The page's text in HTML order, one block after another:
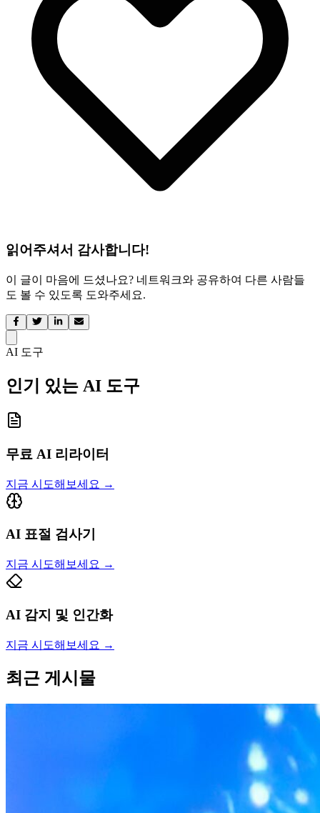
읽어주셔서 감사합니다!
이 글이 마음에 드셨나요? 네트워크와 공유하여 다른 사람들
도 볼 수 있도록 도와주세요.
AI 도구
인기 있는 AI 도구
무료 AI 리라이터
지금 시도해보세요 →
AI 표절 검사기
지금 시도해보세요 →
AI 감지 및 인간화
지금 시도해보세요 →
최근 게시물